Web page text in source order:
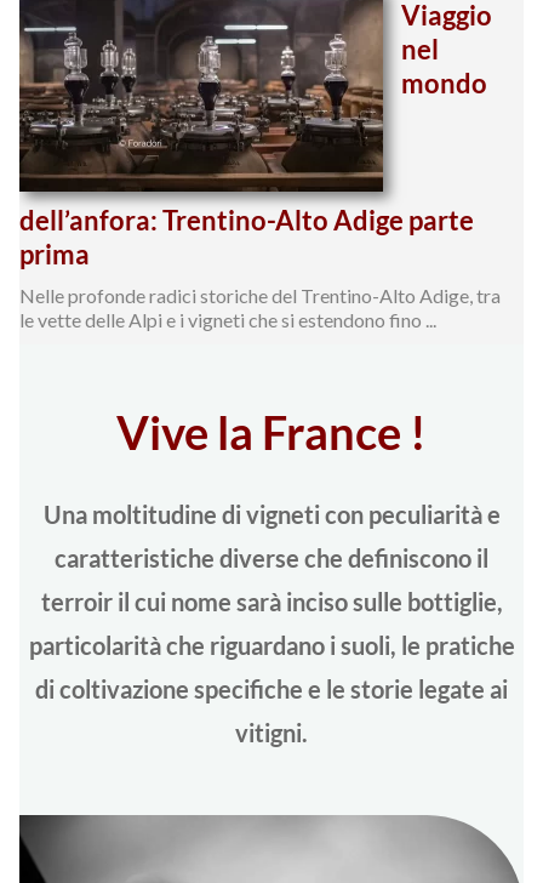
Viaggio
nel
mondo
dell’anfora: Trentino-Alto Adige parte
prima
Nelle profonde radici storiche del Trentino-Alto Adige, tra
le vette delle Alpi e i vigneti che si estendono fino ...
Vive la France !
Una moltitudine di vigneti con peculiarità e
caratteristiche diverse che definiscono il
terroir il cui nome sarà inciso sulle bottiglie,
particolarità che riguardano i suoli, le pratiche
di coltivazione specifiche e le storie legate ai
vitigni.